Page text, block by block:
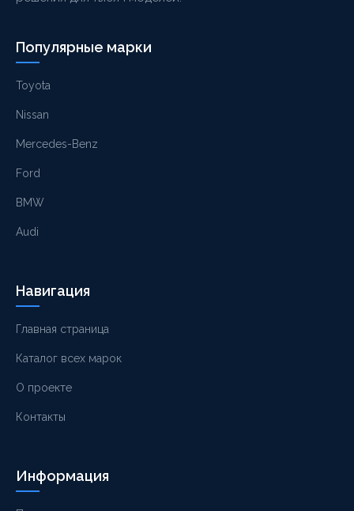
Популярные марки
Toyota
Nissan
Mercedes-Benz
Ford
BMW
Audi
Навигация
Главная страница
Каталог всех марок
О проекте
Контакты
Информация